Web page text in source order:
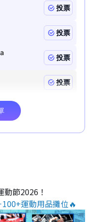
動節2026！
運動用品攤位🔥